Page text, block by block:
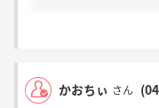
かおちぃ さん